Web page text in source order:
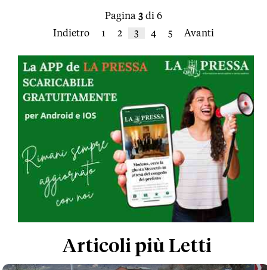
Pagina 3 di 6
Indietro
1 2 3 4 5 Avanti
Articoli più Letti